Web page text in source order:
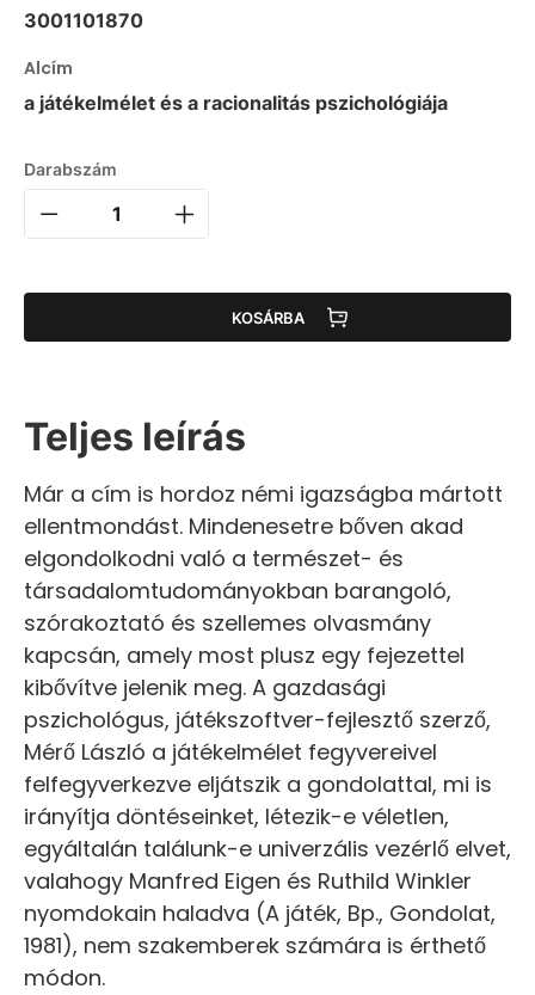
3001101870
Alcím
a játékelmélet és a racionalitás pszichológiája
Darabszám
KOSÁRBA
Teljes leírás
Már a cím is hordoz némi igazságba mártott
ellentmondást. Mindenesetre bőven akad
elgondolkodni való a természet- és
társadalomtudományokban barangoló,
szórakoztató és szellemes olvasmány
kapcsán, amely most plusz egy fejezettel
kibővítve jelenik meg. A gazdasági
pszichológus, játékszoftver-fejlesztő szerző,
Mérő László a játékelmélet fegyvereivel
felfegyverkezve eljátszik a gondolattal, mi is
irányítja döntéseinket, létezik-e véletlen,
egyáltalán találunk-e univerzális vezérlő elvet,
valahogy Manfred Eigen és Ruthild Winkler
nyomdokain haladva (A játék, Bp., Gondolat,
1981), nem szakemberek számára is érthető
módon.